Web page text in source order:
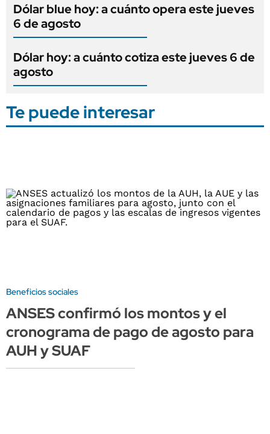
Dólar blue hoy: a cuánto opera este jueves
6 de agosto
Dólar hoy: a cuánto cotiza este jueves 6 de
agosto
Te puede interesar
Beneficios sociales
ANSES confirmó los montos y el
cronograma de pago de agosto para
AUH y SUAF